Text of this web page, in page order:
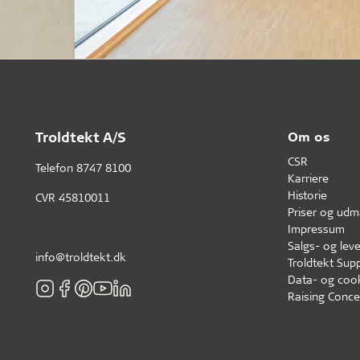
Troldtekt A/S
Telefon 8747 8100
CVR 45810011
info@troldtekt.dk
Om os
CSR
Karriere
Historie
Priser og
Impressum
Salgs- og
Troldtekt
Data- og
Raising